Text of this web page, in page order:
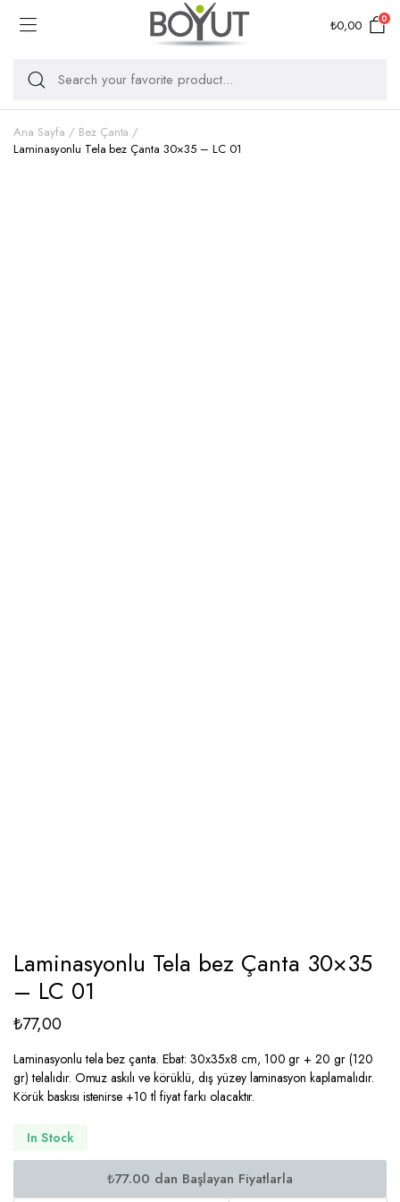
₺0,00 0
Ana Sayfa
Bez Çanta
Laminasyonlu Tela bez Çanta 30×35 – LC 01
Laminasyonlu Tela bez Çanta 30×35
– LC 01
₺77,00
Laminasyonlu tela bez çanta. Ebat: 30x35x8 cm, 100 gr + 20 gr (120
gr) telalıdır. Omuz askılı ve körüklü, dış yüzey laminasyon kaplamalıdır.
Körük baskısı istenirse +10 tl fiyat farkı olacaktır.
In Stock